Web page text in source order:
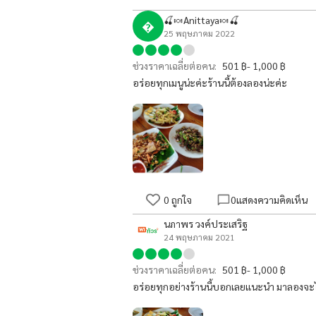
 🍒🍬Anittaya🍬🍒
25 พฤษภาคม 2022
ช่วงราคาเฉลี่ยต่อคน: 501 ฿- 1,000 ฿
อร่อยทุกเมนูน่ะค่ะร้านนี้ต้องลองน่ะค่ะ
0 ถูกใจ 0แสดงความคิดเห็น
นภาพร วงค์ประเสริฐ
24 พฤษภาคม 2021
ช่วงราคาเฉลี่ยต่อคน: 501 ฿- 1,000 ฿
อร่อยทุกอย่างร้านนี้บอกเลยแนะนำ มาลองจะ